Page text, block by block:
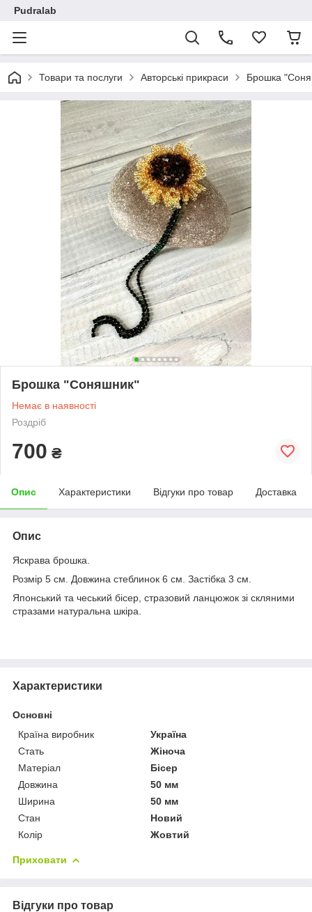
Pudralab
Товари та послуги Авторські прикраси Брошка
Брошка "Соняшник"
Немає в наявності
Роздріб
700 ₴
Опис Характеристики Відгуки про товар Доставка
Опис
Яскрава брошка.
Розмір 5 см. Довжина стеблинок 6 см. Застібка 3 см.
Японський та чеський бісер, стразовий ланцюжок зі скляними
стразами натуральна шкіра.
Характеристики
Основні
Країна виробник
Україна
Стать
Жіноча
Матеріал
Бісер
Довжина
50 мм
Ширина
50 мм
Стан
Новий
Колір
Жовтий
Приховати
Відгуки про товар